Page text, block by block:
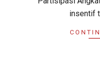
insentif